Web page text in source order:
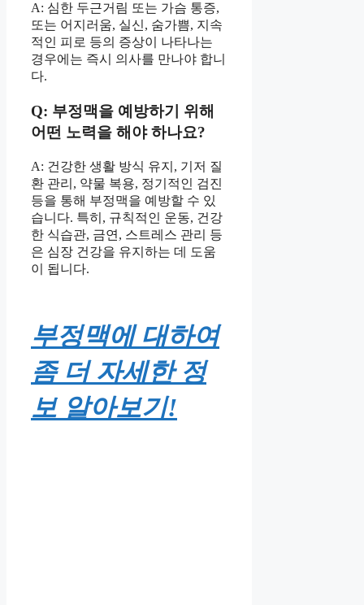
A: 심한 두근거림 또는 가슴 통증,
또는 어지러움, 실신, 숨가쁨, 지속
적인 피로 등의 증상이 나타나는
경우에는 즉시 의사를 만나야 합니
다.
Q: 부정맥을 예방하기 위해
어떤 노력을 해야 하나요?
A: 건강한 생활 방식 유지, 기저 질
환 관리, 약물 복용, 정기적인 검진
등을 통해 부정맥을 예방할 수 있
습니다. 특히, 규칙적인 운동, 건강
한 식습관, 금연, 스트레스 관리 등
은 심장 건강을 유지하는 데 도움
이 됩니다.
부정맥에 대하여
좀 더 자세한 정
보 알아보기!